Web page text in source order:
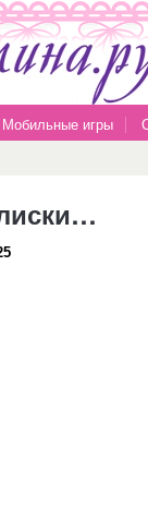
Мобильные игры